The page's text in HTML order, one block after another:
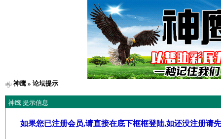
神鹰» 论坛提示
神鹰 提示信息
如果您已注册会员,请直接在底下框框登陆,如还没注册请